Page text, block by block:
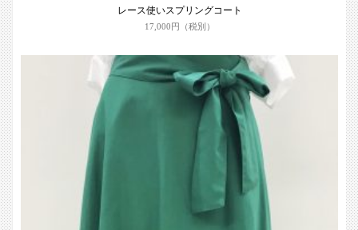
レース使いスプリングコート
17,000円（税別）